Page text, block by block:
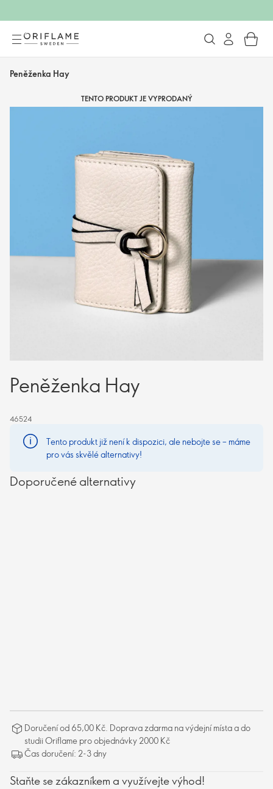
Peněženka Hay
TENTO PRODUKT JE VYPRODANÝ
Peněženka Hay
46524
Tento produkt již není k dispozici, ale nebojte se – máme
pro vás skvělé alternativy!
Doporučené alternativy
Doručení od 65,00 Kč. Doprava zdarma na výdejní místa a do
studii Oriflame pro objednávky 2000 Kč
Čas doručení: 2-3 dny
Staňte se zákazníkem a využívejte výhod!